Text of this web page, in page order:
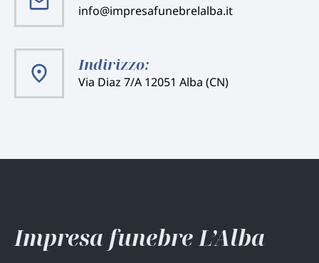
info@impresafunebrelalba.it
Indirizzo:
Via Diaz 7/A 12051 Alba (CN)
Impresa funebre L’Alba